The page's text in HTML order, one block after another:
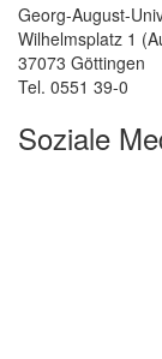
Georg-August-
Wilhelmsplatz 1
37073 Göttingen
Tel. 0551 39-0
Soziale